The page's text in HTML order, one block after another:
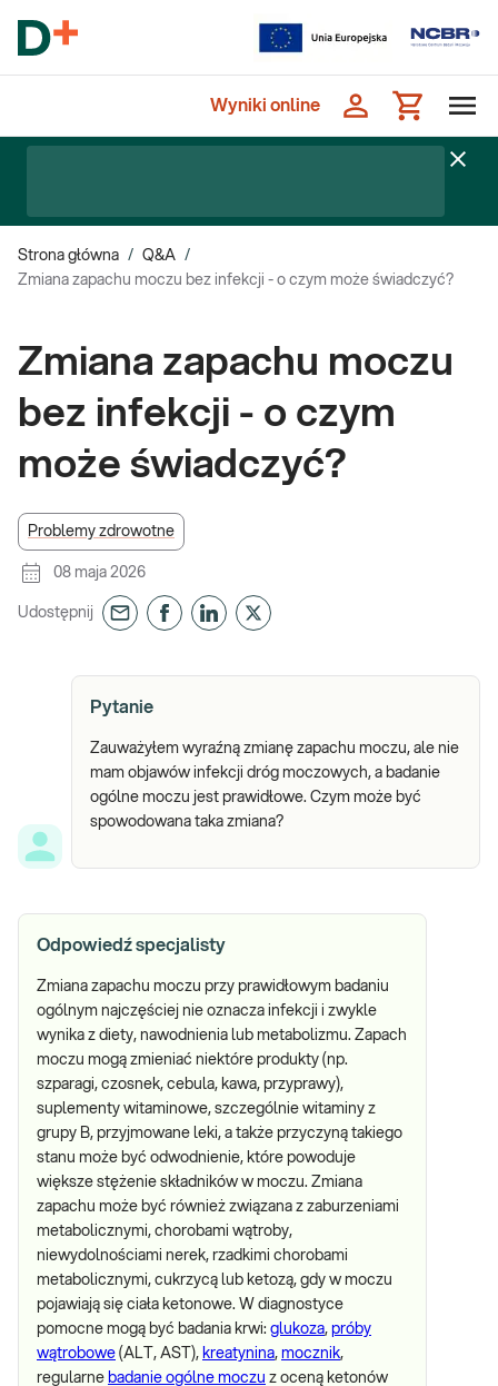
Wyniki online
Strona główna / Q&A /
Zmiana zapachu moczu bez infekcji - o czym może świadczyć?
Zmiana zapachu moczu
bez infekcji - o czym
może świadczyć?
Problemy zdrowotne
08 maja 2026
Udostępnij
Pytanie
Zauważyłem wyraźną zmianę zapachu moczu, ale nie
mam objawów infekcji dróg moczowych, a badanie
ogólne moczu jest prawidłowe. Czym może być
spowodowana taka zmiana?
Odpowiedź specjalisty
Zmiana zapachu moczu przy prawidłowym badaniu
ogólnym najczęściej nie oznacza infekcji i zwykle
wynika z diety, nawodnienia lub metabolizmu. Zapach
moczu mogą zmieniać niektóre produkty (np.
szparagi, czosnek, cebula, kawa, przyprawy),
suplementy witaminowe, szczególnie witaminy z
grupy B, przyjmowane leki, a także przyczyną takiego
stanu może być odwodnienie, które powoduje
większe stężenie składników w moczu. Zmiana
zapachu może być również związana z zaburzeniami
metabolicznymi, chorobami wątroby,
niewydolnościami nerek, rzadkimi chorobami
metabolicznymi, cukrzycą lub ketozą, gdy w moczu
pojawiają się ciała ketonowe. W diagnostyce
pomocne mogą być badania krwi: glukoza, próby
wątrobowe (ALT, AST), kreatynina, mocznik,
regularne badanie ogólne moczu z oceną ketonów